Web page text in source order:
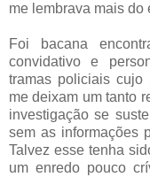
me lembrava mais do
Foi bacana
convidativo e
tramas policiais cujo
me deixam um tanto
investigação se
sem as informações
Talvez esse tenha
um enredo pouco